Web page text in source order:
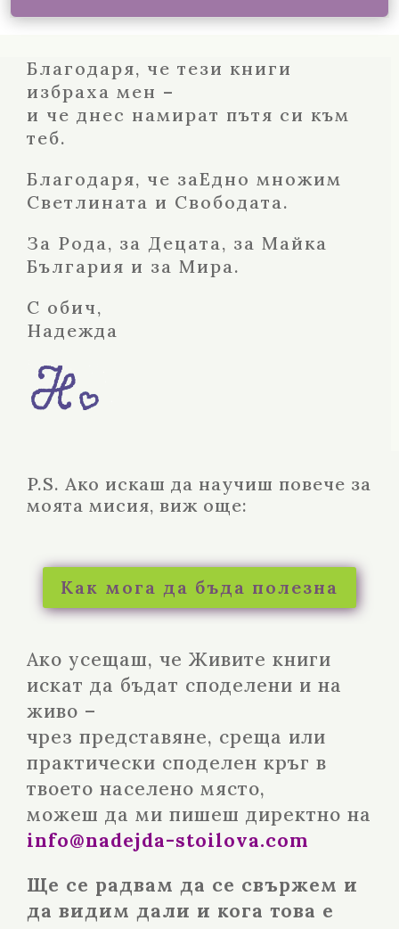
Благодаря, че тези книги
избраха мен –
и че днес намират пътя си към
теб.
Благодаря, че заЕдно множим
Светлината и Свободата.
За Рода, за Децата, за Майка
България и за Мира.
С обич,
Надежда
P.S. Ако искаш да научиш повече за
моята мисия, виж още:
Как мога да бъда полезна
Ако усещаш, че Живите книги
искат да бъдат споделени и на
живо –
чрез представяне, среща или
практически споделен кръг в
твоето населено място,
можеш да ми пишеш директно на
info@nadejda-stoilova.com
Ще се радвам да се свържем и
да видим дали и кога това е